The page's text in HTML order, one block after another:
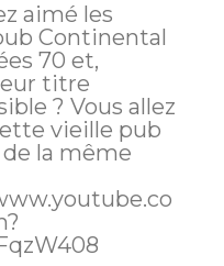
aimé les
Continental
70 et,
titre
allez
vieille pub
la même